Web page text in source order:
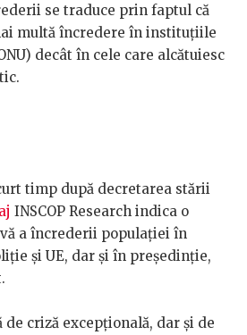
se traduce prin faptul că
multă încredere în instituțiile
decât în cele care alcătuiesc
timp după decretarea stării
INSCOP Research indica o
a încrederii populației în
și UE, dar și în președinție,
de criză excepţională, dar şi de